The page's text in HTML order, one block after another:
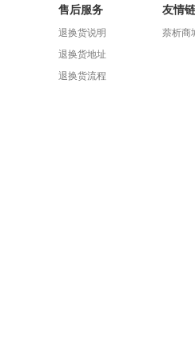
售后服务
退换货说明
退换货地址
退换货流程
友情
萘析商